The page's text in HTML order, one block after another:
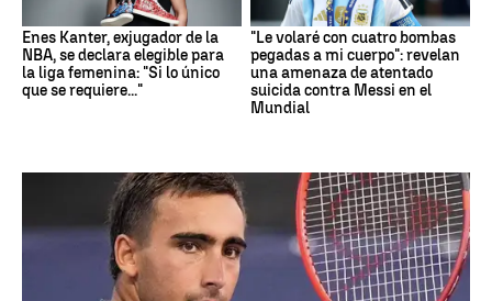
Enes Kanter, exjugador de la
NBA, se declara elegible para
la liga femenina: "Si lo único
que se requiere..."
"Le volaré con cuatro bombas
pegadas a mi cuerpo": revelan
una amenaza de atentado
suicida contra Messi en el
Mundial